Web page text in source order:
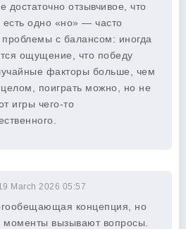
достаточно отзывчивое, что
есть одно «но» — часто
проблемы с балансом: иногда
ощущение, что победу
факторы больше, чем
поиграть можно, но не
игры чего-то
March 2026 05:57
концепция, но
моменты вызывают вопросы.